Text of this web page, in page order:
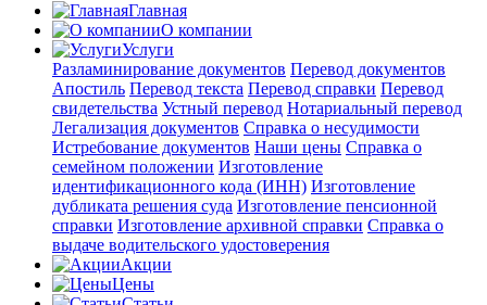
Главная
О компании
Услуги
Разламинирование документов Перевод документов
Апостиль Перевод текста Перевод справки Перевод
свидетельства Устный перевод Нотариальный перевод
Легализация документов Справка о несудимости
Истребование документов Наши цены Справка о
семейном положении Изготовление
идентификационного кода (ИНН) Изготовление
дубликата решения суда Изготовление пенсионной
справки Изготовление архивной справки Справка о
выдаче водительского удостоверения
Акции
Цены